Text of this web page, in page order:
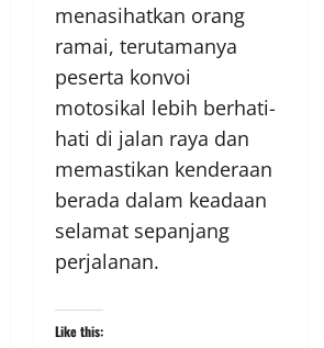
menasihatkan orang
ramai, terutamanya
peserta konvoi
motosikal lebih berhati-
hati di jalan raya dan
memastikan kenderaan
berada dalam keadaan
selamat sepanjang
perjalanan.
Like this: